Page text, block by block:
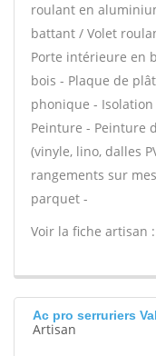
roulant en
battant / Volet
Porte intérieure en
bois - Plaque de
phonique -
Peinture - Peinture
(vinyle, lino, dalles
rangements sur
parquet -
Voir la fiche artisan :
Ac pro serruriers
Artisan